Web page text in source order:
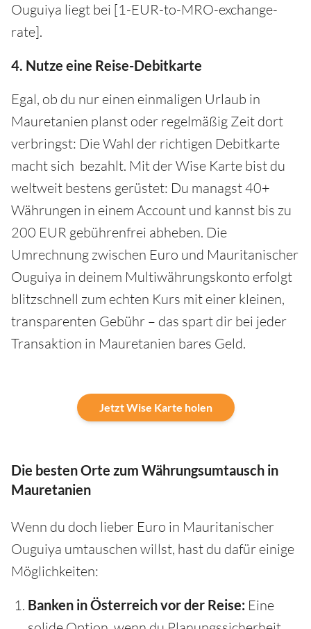
Ouguiya liegt bei [1-EUR-to-MRO-exchange-
rate].
4. Nutze eine Reise-Debitkarte
Egal, ob du nur einen einmaligen Urlaub in
Mauretanien planst oder regelmäßig Zeit dort
verbringst: Die Wahl der richtigen Debitkarte
macht sich bezahlt. Mit der Wise Karte bist du
weltweit bestens gerüstet: Du managst 40+
Währungen in einem Account und kannst bis zu
200 EUR gebührenfrei abheben. Die
Umrechnung zwischen Euro und Mauritanischer
Ouguiya in deinem Multiwährungskonto erfolgt
blitzschnell zum echten Kurs mit einer kleinen,
transparenten Gebühr – das spart dir bei jeder
Transaktion in Mauretanien bares Geld.
Jetzt Wise Karte holen
Die besten Orte zum Währungsumtausch in
Mauretanien
Wenn du doch lieber Euro in Mauritanischer
Ouguiya umtauschen willst, hast du dafür einige
Möglichkeiten:
Banken in Österreich vor der Reise: Eine